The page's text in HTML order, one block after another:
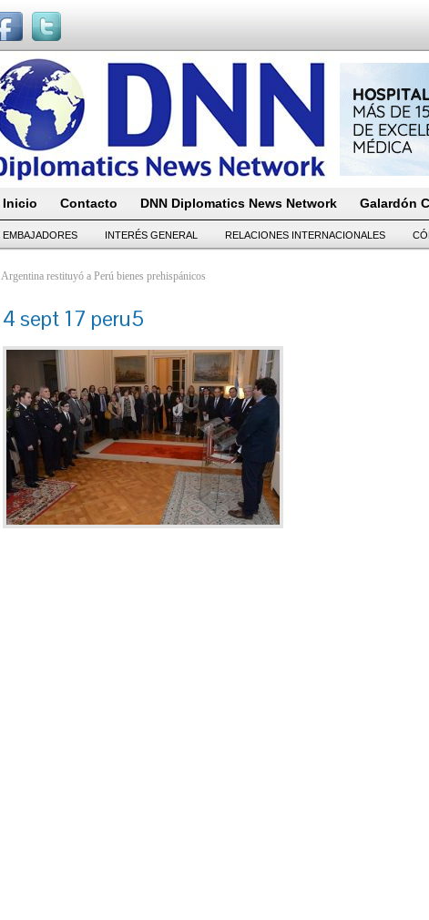
Inicio Contacto DNN Diplomatics News Network Galardón
EMBAJADORES INTERÉS GENERAL RELACIONES INTERNACIONALES
Argentina restituyó a Perú bienes prehispánicos
4 sept 17 peru5